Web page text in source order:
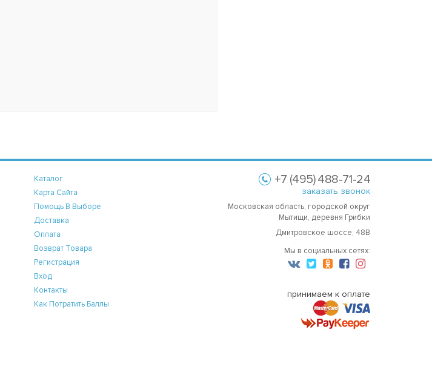
Каталог
Карта Сайта
Помощь В Выборе
Доставка
Оплата
Возврат Товара
Регистрация
Вход
Контакты
Как Потратить Баллы
+7 (495) 488-71-24
заказать звонок
Московская область, городской округ
Мытищи, деревня Грибки
Дмитровское шоссе, 48В
Мы в социальных сетях:
принимаем к оплате